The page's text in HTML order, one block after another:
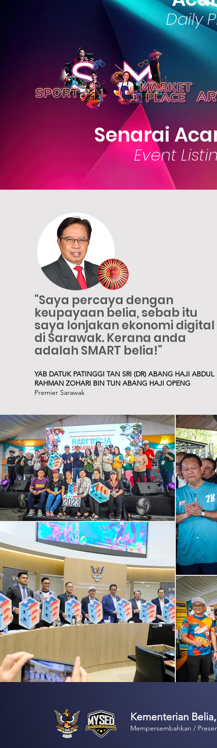
Daily
Event
Senarai
"Saya percaya dengan
keupayaan belia, sebab itu
saya lonjakan ekonomi digital
di Sarawak. Kerana anda
adalah SMART belia!"
YAB DATUK PATINGGI TAN SRI (DR) ABANG HAJI ABDUL
RAHMAN ZOHARI BIN TUN ABANG HAJI OPENG
Premier Sarawak
Kementerian
Mempersembahkan /